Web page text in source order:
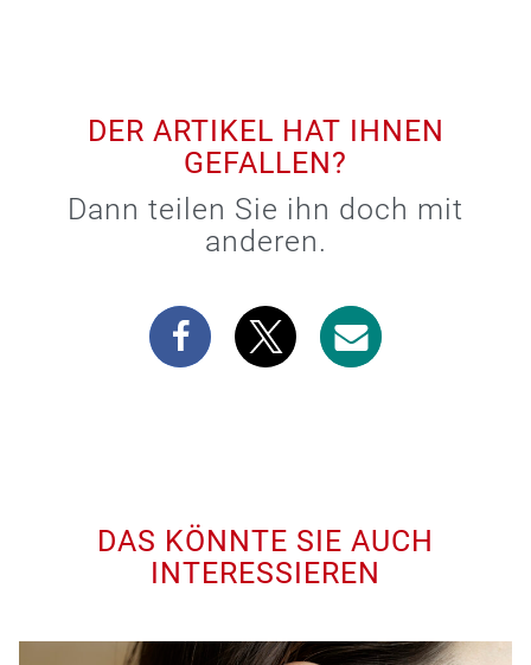
DER ARTIKEL HAT IHNEN
GEFALLEN?
Dann teilen Sie ihn doch mit
anderen.
DAS KÖNNTE SIE AUCH
INTERESSIEREN